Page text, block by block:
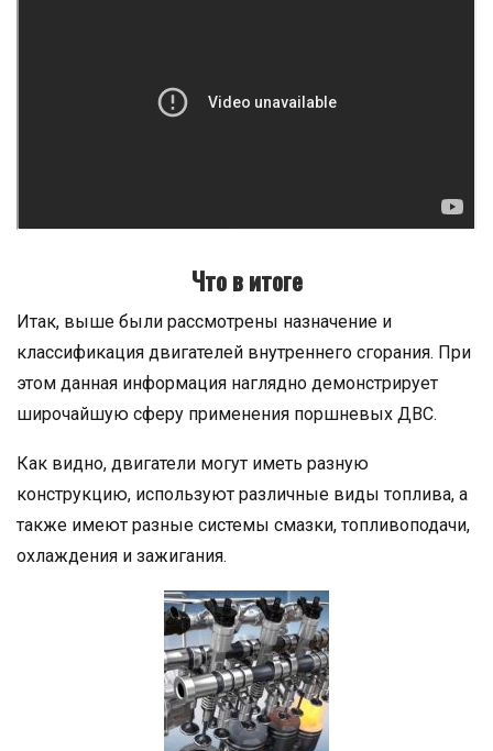
Что в итоге
Итак, выше были рассмотрены назначение и
классификация двигателей внутреннего сгорания. При
этом данная информация наглядно демонстрирует
широчайшую сферу применения поршневых ДВС.
Как видно, двигатели могут иметь разную
конструкцию, используют различные виды топлива, а
также имеют разные системы смазки, топливоподачи,
охлаждения и зажигания.